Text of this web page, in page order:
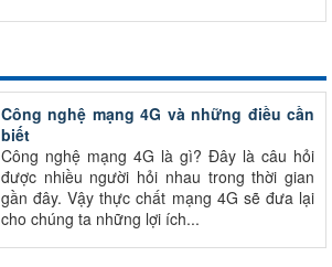
Công nghệ mạng 4G và những điều cần
biết
Công nghệ mạng 4G là gì? Đây là câu hỏi
được nhiều người hỏi nhau trong thời gian
gần đây. Vậy thực chất mạng 4G sẽ đưa lại
cho chúng ta những lợi ích...